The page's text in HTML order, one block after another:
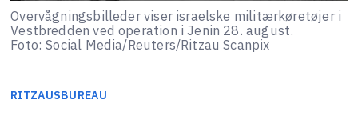
Overvågningsbilleder viser israelske militærkøretøjer i
Vestbredden ved operation i Jenin 28. august.
Foto: Social Media/Reuters/Ritzau Scanpix
RITZAUSBUREAU